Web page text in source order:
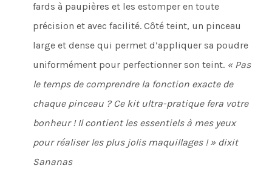
fards à paupières et les estomper en toute
précision et avec facilité. Côté teint, un pinceau
large et dense qui permet d’appliquer sa poudre
uniformément pour perfectionner son teint. « Pas
le temps de comprendre la fonction exacte de
chaque pinceau ? Ce kit ultra-pratique fera votre
bonheur ! Il contient les essentiels à mes yeux
pour réaliser les plus jolis maquillages ! » dixit
Sananas